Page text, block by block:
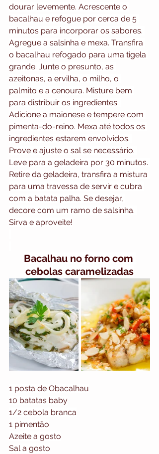
dourar levemente. Acrescente o
bacalhau e refogue por cerca de 5
minutos para incorporar os sabores.
Agregue a salsinha e mexa. Transfira
o bacalhau refogado para uma tigela
grande. Junte o presunto, as
azeitonas, a ervilha, o milho, o
palmito e a cenoura. Misture bem
para distribuir os ingredientes.
Adicione a maionese e tempere com
pimenta-do-reino. Mexa até todos os
ingredientes estarem envolvidos.
Prove e ajuste o sal se necessário.
Leve para a geladeira por 30 minutos.
Retire da geladeira, transfira a mistura
para uma travessa de servir e cubra
com a batata palha. Se desejar,
decore com um ramo de salsinha.
Sirva e aproveite!
Bacalhau no forno com
cebolas caramelizadas
1 posta de Obacalhau
10 batatas baby
1/2 cebola branca
1 pimentão
Azeite a gosto
Sal a gosto